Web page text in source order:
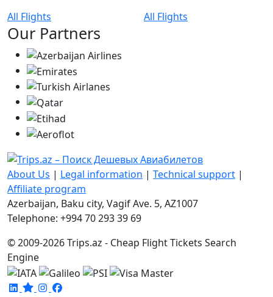
All Flights
All Flights
Our Partners
About Us | Legal information | Technical support |
Affiliate program
Azerbaijan, Baku city, Vagif Ave. 5, AZ1007
Telephone: +994 70 293 39 69
© 2009-2026 Trips.az - Cheap Flight Tickets Search
Engine